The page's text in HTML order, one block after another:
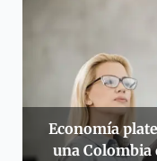
Economía
una Colombia